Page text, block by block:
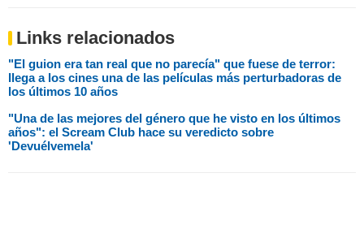
Links relacionados
"El guion era tan real que no parecía" que fuese de terror:
llega a los cines una de las películas más perturbadoras de
los últimos 10 años
"Una de las mejores del género que he visto en los últimos
años": el Scream Club hace su veredicto sobre
'Devuélvemela'